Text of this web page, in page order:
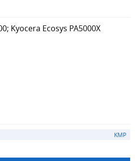
Kyocera Ecosys PA5000X
KMP